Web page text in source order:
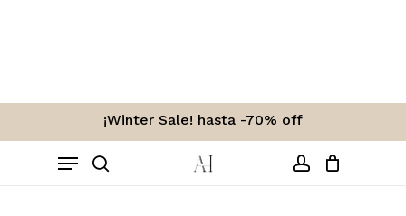
¡Winter Sale! hasta -70% off
Menu